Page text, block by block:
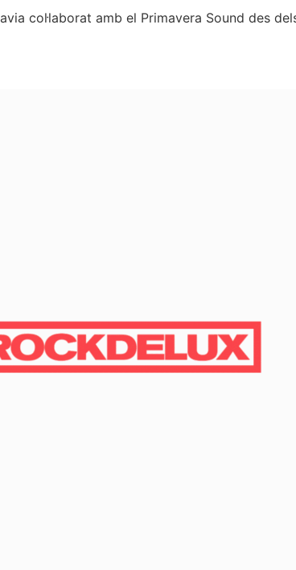
col·laborat amb el Primavera Sound des